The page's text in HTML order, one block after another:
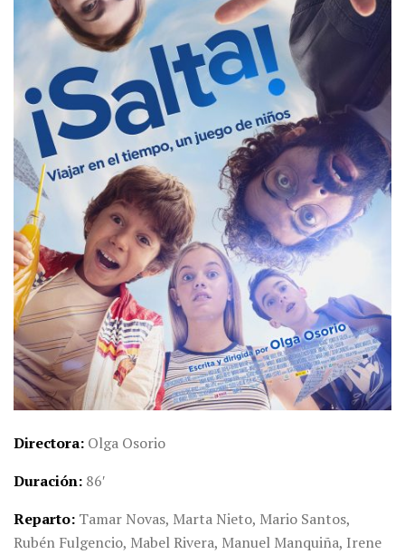
Directora Olga Osorio
Duración 86′
Reparto Tamar Novas, Marta Nieto, Mario Santos,
Rubén Fulgencio, Mabel Rivera, Manuel Manquiña, Irene